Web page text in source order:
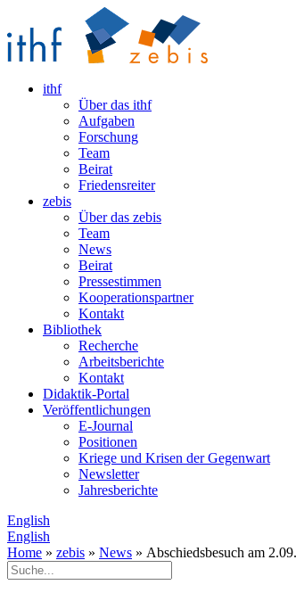
ithf
Über das ithf
Aufgaben
Forschung
Team
Beirat
Friedensreiter
zebis
Über das zebis
Team
News
Beirat
Pressestimmen
Kooperationspartner
Kontakt
Bibliothek
Recherche
Arbeitsberichte
Kontakt
Didaktik-Portal
Veröffentlichungen
E­-Journal
Positionen
Kriege und Krisen der Gegenwart
Newsletter
Jahresberichte
English
English
Home » zebis » News » Abschiedsbesuch am